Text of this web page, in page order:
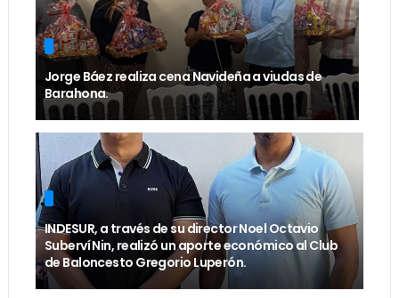
Jorge Báez realiza cena Navideña a viudas de
Barahona.
INDESUR, a través de su director Noel Octavio
Suberví Nin, realizó un aporte económico al Club
de Baloncesto Gregorio Luperón.